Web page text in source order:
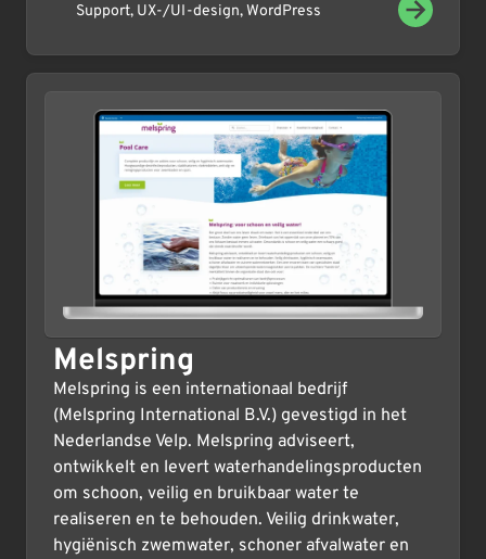
Support, UX-/UI-design,WordPress
Melspring
Melspring is een internationaal bedrijf
(Melspring International B.V.) gevestigd in het
Nederlandse Velp. Melspring adviseert,
ontwikkelt en levert waterhandelingsproducten
om schoon, veilig en bruikbaar water te
realiseren en te behouden. Veilig drinkwater,
hygiënisch zwemwater, schoner afvalwater en